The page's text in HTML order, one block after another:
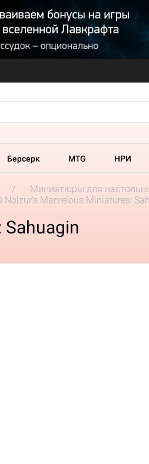
Берсерк MTG НРИ
Миниатюры для
Nolzur's Marvelous Miniatures:
Sahuagin